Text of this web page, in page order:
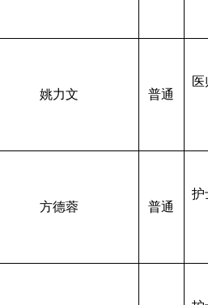
姚力文 普通
方德蓉 普通
护